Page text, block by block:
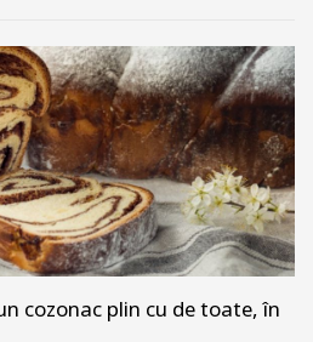
cozonac plin cu de toate, în